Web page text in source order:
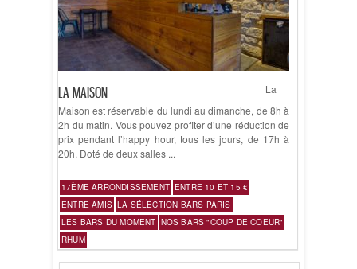
LA MAISON
La
Maison est réservable du lundi au dimanche, de 8h à
2h du matin. Vous pouvez profiter d’une réduction de
prix pendant l’happy hour, tous les jours, de 17h à
20h. Doté de deux salles ...
17ÈME ARRONDISSEMENT ENTRE 10 ET 15 €
ENTRE AMIS LA SÉLECTION BARS PARIS
LES BARS DU MOMENT NOS BARS "COUP DE COEUR"
RHUM